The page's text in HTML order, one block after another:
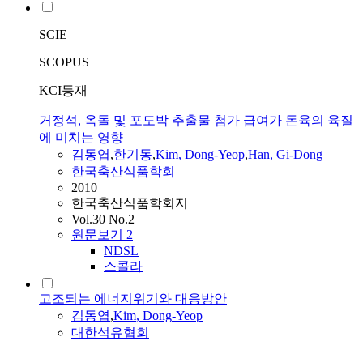
SCIE
SCOPUS
KCI등재
거정석, 옥돌 및 포도박 추출물 첨가 급여가 돈육의 육질
에 미치는 영향
김동엽,한기동,Kim, Dong-Yeop,Han, Gi-Dong
한국축산식품학회
2010
한국축산식품학회지
Vol.30 No.2
원문보기 2
NDSL
스콜라
고조되는 에너지위기와 대응방안
김동엽,Kim, Dong-Yeop
대한석유협회